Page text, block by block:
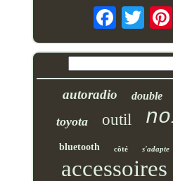
autoradio double
toyota outil
bluetooth côté s'adapte
accessoires